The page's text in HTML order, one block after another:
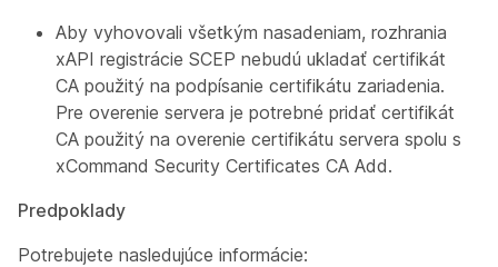
Aby vyhovovali všetkým nasadeniam, rozhrania
xAPI registrácie SCEP nebudú ukladať certifikát
CA použitý na podpísanie certifikátu zariadenia.
Pre overenie servera je potrebné pridať certifikát
CA použitý na overenie certifikátu servera spolu s
xCommand Security Certificates CA Add.
Predpoklady
Potrebujete nasledujúce informácie: